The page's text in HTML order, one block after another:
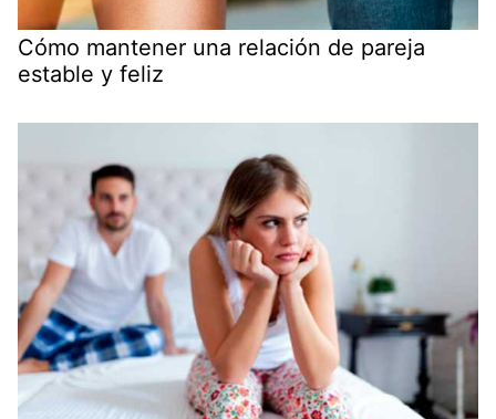
Cómo mantener una relación de pareja
estable y feliz